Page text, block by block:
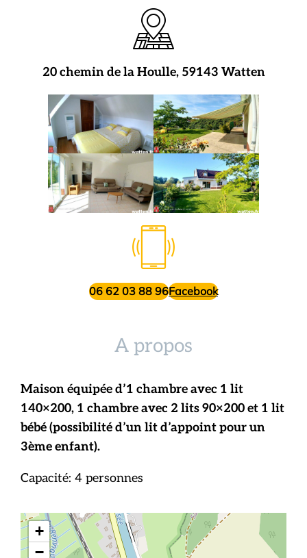
20 chemin de la Houlle, 59143 Watten
06 62 03 88 96Facebook
A propos
Maison équipée d’1 chambre avec 1 lit
140×200, 1 chambre avec 2 lits 90×200 et 1 lit
bébé (possibilité d’un lit d’appoint pour un
3ème enfant).
Capacité: 4 personnes
+
−